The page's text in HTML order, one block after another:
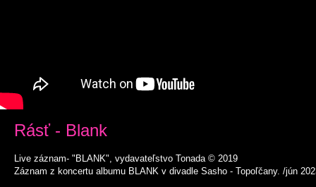
Rásť - Blank
Live záznam- "BLANK", vydavateľstvo Tonada © 2019
Záznam z koncertu albumu BLANK v divadle Sasho - Topoľčany. /jún